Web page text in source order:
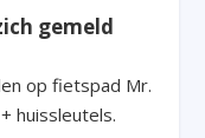
gemeld
op fietspad Mr.
huissleutels.